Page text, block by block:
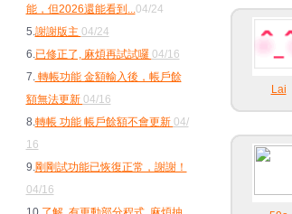
能，但2026還能看到 ...04/24
5.謝謝版主 04/24
6.已修正了, 麻煩再試試囉 04/16
7.轉帳功能 金額輸入後，帳戶餘
額無法更新 04/16
8.轉帳 功能 帳戶餘額不會更新 04/
16
9.剛剛試功能已恢復正常，謝謝！
04/16
Lai